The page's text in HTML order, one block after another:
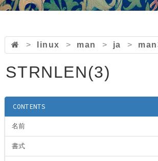
> linux > man > ja >
STRNLEN(3)
CONTENTS
名前
書式